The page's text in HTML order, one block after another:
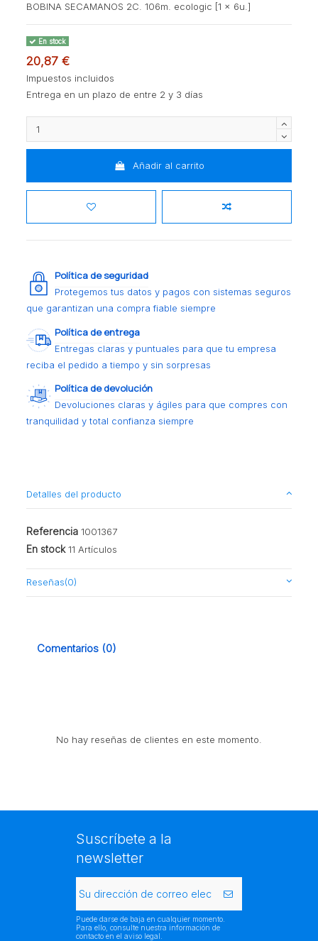
BOBINA SECAMANOS 2C. 106m. ecologic [1 x 6u.]
En stock
20,87 €
Impuestos incluidos
Entrega en un plazo de entre 2 y 3 días
Añadir al carrito
Política de seguridad
Protegemos tus datos y pagos con sistemas seguros
que garantizan una compra fiable siempre
Política de entrega
Entregas claras y puntuales para que tu empresa
reciba el pedido a tiempo y sin sorpresas
Política de devolución
Devoluciones claras y ágiles para que compres con
tranquilidad y total confianza siempre
Detalles del producto
Referencia 1001367
En stock 11 Artículos
Reseñas(0)
Comentarios (0)
No hay reseñas de clientes en este momento.
Suscríbete a la
newsletter
Puede darse de baja en cualquier momento.
Para ello, consulte nuestra información de
contacto en el aviso legal.